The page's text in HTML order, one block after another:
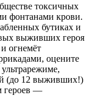
токсичных
фонтанами крови.
бутиках и
выживших героя
огнемёт
оцените
(до 12 выживших!)
героев —